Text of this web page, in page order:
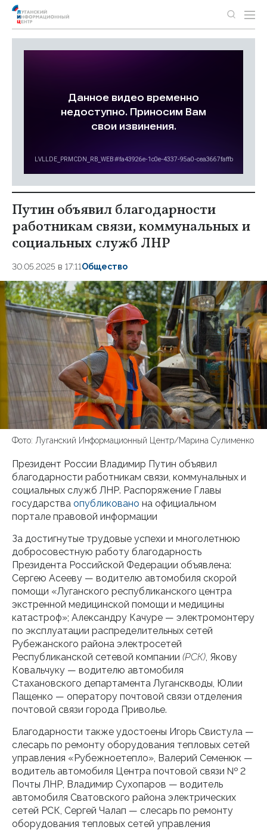
Путин объявил благодарности
работникам связи, коммунальных и
социальных служб ЛНР
30.05.2025 в 17:11Общество
Фото: Луганский Информационный Центр/Марина Сулименко
Президент России Владимир Путин объявил
благодарности работникам связи, коммунальных и
социальных служб ЛНР. Распоряжение Главы
государства опубликовано на официальном
портале правовой информации
За достигнутые трудовые успехи и многолетнюю
добросовестную работу благодарность
Президента Российской Федерации объявлена:
Сергею Асееву — водителю автомобиля скорой
помощи «Луганского республиканского центра
экстренной медицинской помощи и медицины
катастроф»; Александру Качуре — электромонтеру
по эксплуатации распределительных сетей
Рубежанского района электросетей
Республиканской сетевой компании (РСК), Якову
Ковальчуку — водителю автомобиля
Стахановского департамента Луганскводы, Юлии
Пащенко — оператору почтовой связи отделения
почтовой связи города Приволье.
Благодарности также удостоены Игорь Свистула —
слесарь по ремонту оборудования тепловых сетей
управления «Рубежноетепло», Валерий Семенюк —
водитель автомобиля Центра почтовой связи № 2
Почты ЛНР, Владимир Сухопаров — водитель
автомобиля Сватовского района электрических
сетей РСК, Сергей Чалап — слесарь по ремонту
оборудования тепловых сетей управления